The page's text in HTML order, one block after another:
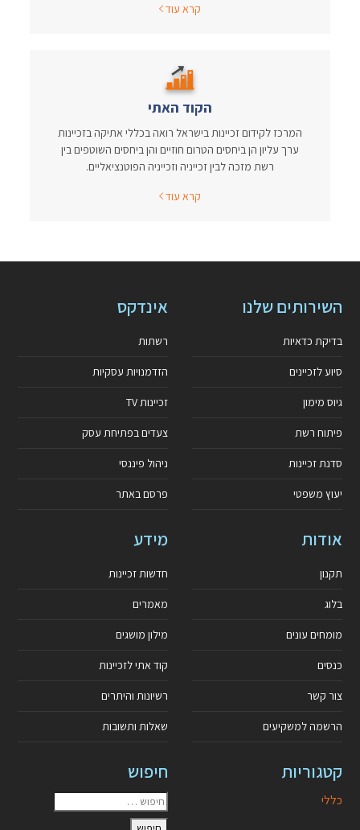
קרא עוד
הקוד האתי
המרכז לקידום זכיינות בישראל רואה בכללי אתיקה בזכיינות
ערך עליון הן ביחסים הטרום חוזיים והן ביחסים השוטפים בין
רשת מזכה לבין זכייניה וזכייניה הפוטנציאליים.
קרא עוד
השירותים שלנו
בדיקת כדאיות
סיוע לזכיינים
גיוס מימון
פיתוח רשת
סדנת זכיינות
יעוץ משפטי
אינדקס
רשתות
הזדמנויות עסקיות
זכיינות TV
צעדים בפתיחת עסק
ניהול פיננסי
פרסם באתר
אודות
תקנון
בלוג
מומחים עונים
כנסים
צור קשר
הרשמה למשקיעים
מידע
חדשות זכיינות
מאמרים
מילון מושגים
קוד אתי לזכיינות
רשיונות והיתרים
שאלות ותשובות
קטגוריות
כללי
חיפוש